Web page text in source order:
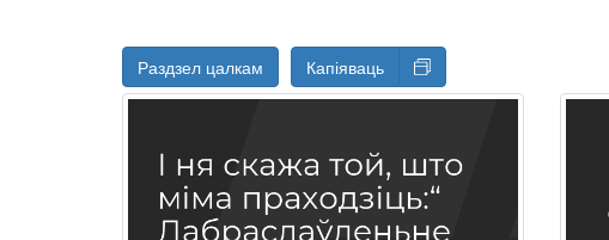
Раздзел цалкам Капіяваць